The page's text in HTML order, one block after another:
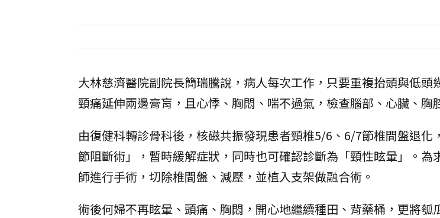
大林慈濟醫院副院長簡瑞騰說，病人每次工作，只要重複抬頭與低頭
頸痛延伸兩邊膏肓，且心悸、胸悶、喘不過氣，檢查腦部、心臟、胸
由復健科轉診骨科後，核磁共振發現患者頸椎5/6、6/7節椎間盤退化
節阻斷術」，暫時緩解症狀，同時也可確認診斷為「頸性眩暈」。為
師進行手術，切除椎間盤、減壓，並植入支架做融合術。
術後何婦不再眩暈、頭痛、胸悶，開心地繼續種田、背藥桶，更將瓠